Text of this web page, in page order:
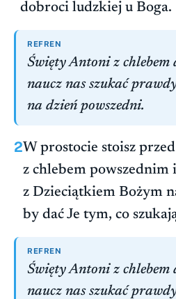
dobroci ludzkiej u Boga.
REFREN
Święty Antoni z chlebem
naucz nas szukać
na dzień powszedni.
2W prostocie stoisz
z chlebem powszednim
z Dzieciątkiem Bożym
by dać Je tym, co
REFREN
Święty Antoni z chlebem
naucz nas szukać